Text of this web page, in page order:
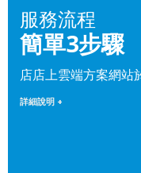
服務流程
簡單3步驟
店店上雲端方案網站
詳細說明 +